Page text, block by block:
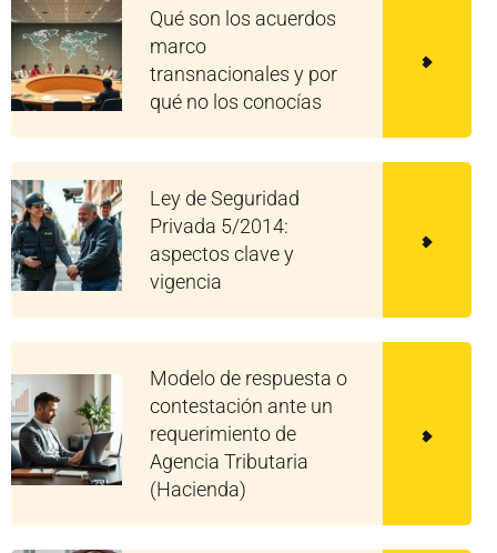
Qué son los acuerdos
marco
transnacionales y por
qué no los conocías
Ley de Seguridad
Privada 5/2014:
aspectos clave y
vigencia
Modelo de respuesta o
contestación ante un
requerimiento de
Agencia Tributaria
(Hacienda)